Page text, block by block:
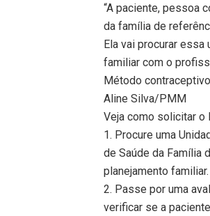
“A paciente, pessoa
da família de
Ela vai procurar essa
familiar com o
Método
Aline Silva/PMM
Veja como solicitar o
1. Procure uma
de Saúde da Família
planejamento familiar.
2. Passe por uma
verificar se a